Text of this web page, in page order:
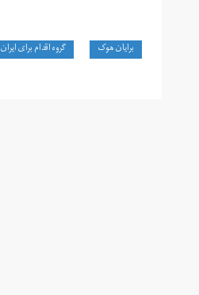
برایان هوک گروه اقدام برای ایران